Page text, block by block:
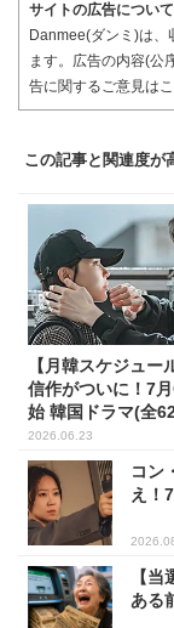
サイトの広告について
Danmee(ダンミ)は、
ます。広告の内容(公
告に関するご意見は
この記事と関連度が
【月韓スケジュー
信作がついに！7
始 韓国ドラマ(全
2026.06.23
コン
え！
【
ある